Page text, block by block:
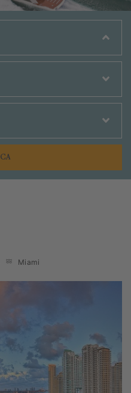
Miami